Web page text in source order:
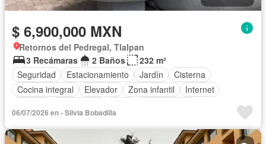
$ 6,900,000 MXN
Retornos del Pedregal, Tlalpan
3 Recámaras
2 Baños
232 m²
Seguridad
Estacionamiento Jardín
Cisterna
Cocina integral
Elevador Zona infantil
Internet
06/07/2026 en - Silvia Bobadilla